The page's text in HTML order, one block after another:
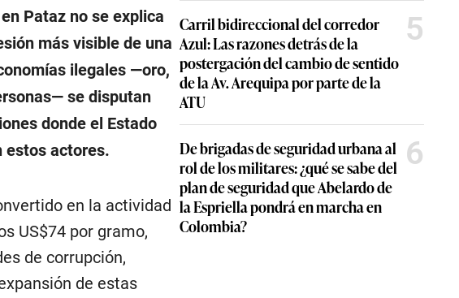
Pataz no se explica
más visible de una
ilegales —oro,
se disputan
donde el Estado
estos actores.
en la actividad
US$74 por gramo,
de corrupción,
de estas
Carril bidireccional del corredor
Azul: Las razones detrás de la
postergación del cambio de sentido
de la Av. Arequipa por parte de la
ATU
5
De brigadas de seguridad urbana al
rol de los militares: ¿qué se sabe del
plan de seguridad que Abelardo de
la Espriella pondrá en marcha en
Colombia?
6